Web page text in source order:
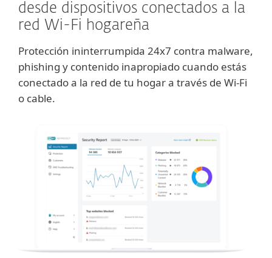
desde dispositivos conectados a la
red Wi-Fi hogareña
Protección ininterrumpida 24x7 contra malware,
phishing y contenido inapropiado cuando estás
conectado a la red de tu hogar a través de Wi-Fi
o cable.